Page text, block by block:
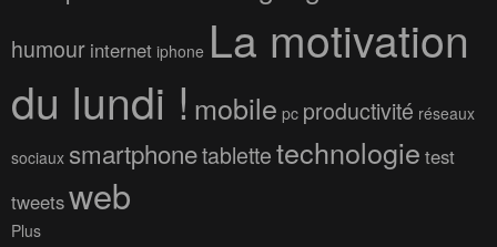
humour internet iphone La motivation
du lundi ! mobile pc productivité réseaux
sociaux smartphonetablettetechnologie test
tweetsweb
Plus